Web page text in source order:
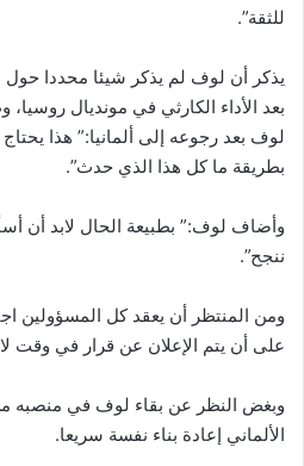
للثقة”.
يذكر أن لوف لم يذكر شيئا محددا حول
بعد الأداء الكارثي في مونديال روسيا،
لوف بعد رجوعه إلى ألمانيا:” هذا
بطريقة ما كل هذا الذي حدث”.
وأضاف لوف:” بطبيعة الحال لابد أن
ننجح”.
ومن المنتظر أن يعقد كل المسؤولين
على أن يتم الإعلان عن قرار في وقت
وبغض النظر عن بقاء لوف في منصبه
الألماني إعادة بناء نفسة سريعا.